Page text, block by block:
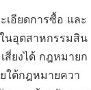
เอียดการซื้อ และ
นอุตสาหกรรมสิน
สี่ยงได้ กฎหมายก
ใต้กฎหมายควา